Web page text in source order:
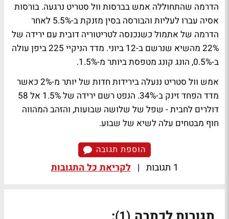
הדרמה שהתחוללה אמש בברסות וול סטריט נרגעה. בורסות
אסיה עברו לעליות והבורסה בסין מזנקת ב-5.5% לאחר
הדרמה של אתמול כשנכנסה לטריטוריה דובית עם ירידה של
22% מהשיא שנרשם ב-12 ביוני. מדד הניקיי 225 ביפן עולה
ב-0.5%, הונג קונג מטפסת ביותר מ-1.5%.
אמש וול סטריט ננעלה בירידות חדות של יותר מ-2% כאשר
מדד הפחד זינק ב-34%. הנפט רשם ירידה של 1.5% אל 58
דולרים לחבית - שפל של שלושה שבועות, והזהב המהווה
חוף מבטחים עלה לשיא של שבוע.
הוספת תגובה
1 תגובות | לקריאת כל התגובות